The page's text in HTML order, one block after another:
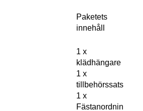
Paketets
innehåll
1 x
klädhängare
1 x
tillbehörssats
1 x
Fästanordnin